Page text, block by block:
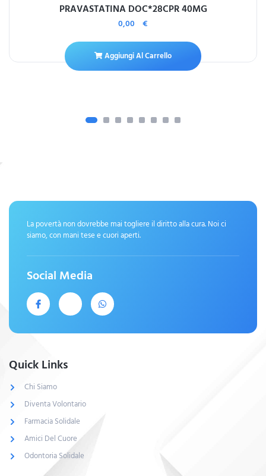
PRAVASTATINA DOC*28CPR 40MG
0,00 €
Aggiungi Al Carrello
La povertà non dovrebbe mai togliere il diritto alla cura. Noi ci
siamo, con mani tese e cuori aperti.
Social Media
Quick Links
Chi Siamo
Diventa Volontario
Farmacia Solidale
Amici Del Cuore
Odontoria Solidale